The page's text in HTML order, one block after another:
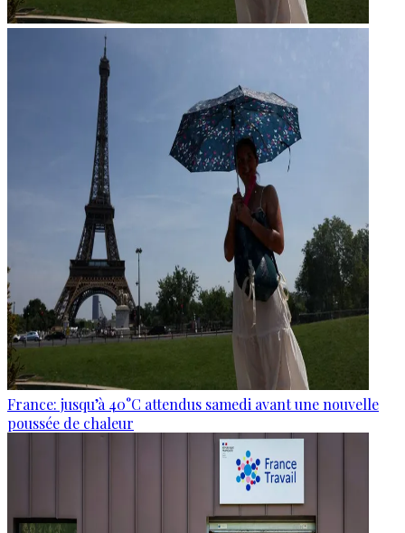
France: jusqu’à 40°C attendus samedi avant une nouvelle
poussée de chaleur